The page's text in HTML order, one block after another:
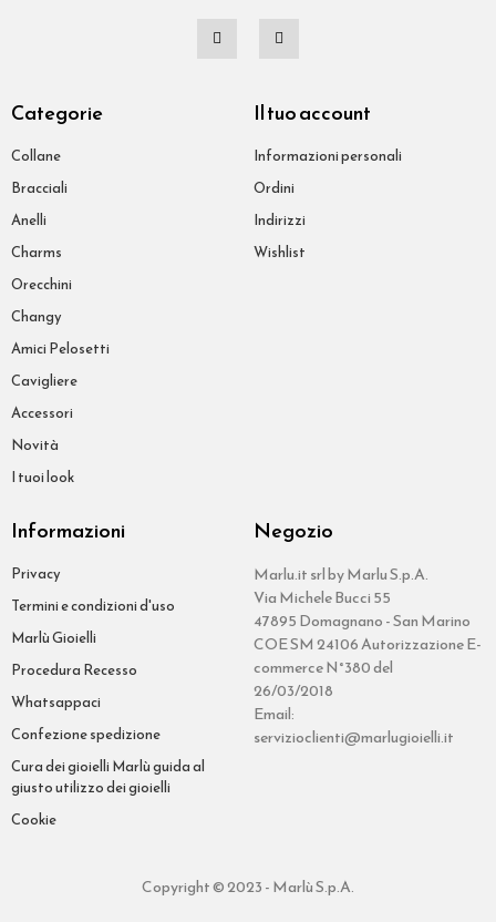
Categorie
Collane
Bracciali
Anelli
Charms
Orecchini
Changy
Amici Pelosetti
Cavigliere
Accessori
Novità
I tuoi look
Il tuo account
Informazioni personali
Ordini
Indirizzi
Wishlist
Informazioni
Privacy
Termini e condizioni d'uso
Marlù Gioielli
Procedura Recesso
Whatsappaci
Confezione spedizione
Cura dei gioielli Marlù guida al
giusto utilizzo dei gioielli
Cookie
Negozio
Marlu.it srl by Marlu S.p.A.
Via Michele Bucci 55
47895 Domagnano - San Marino
COE SM 24106 Autorizzazione E-
commerce N°380 del
26/03/2018
Email:
servizioclienti@marlugioielli.it
Copyright © 2023 - Marlù S.p.A.